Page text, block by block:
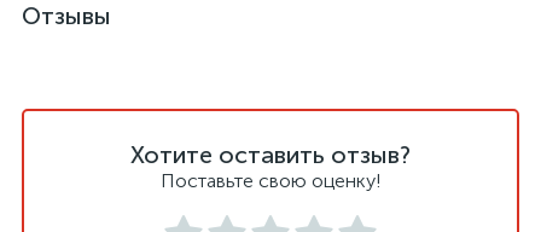
Отзывы
Хотите оставить отзыв?
Поставьте свою оценку!